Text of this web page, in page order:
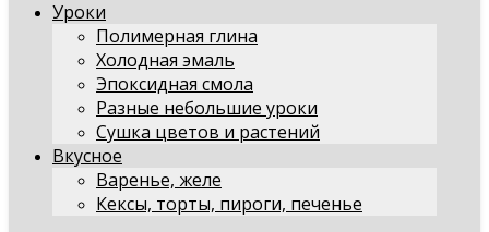
Уроки
Полимерная глина
Холодная эмаль
Эпоксидная смола
Разные небольшие уроки
Сушка цветов и растений
Вкусное
Варенье, желе
Кексы, торты, пироги, печенье